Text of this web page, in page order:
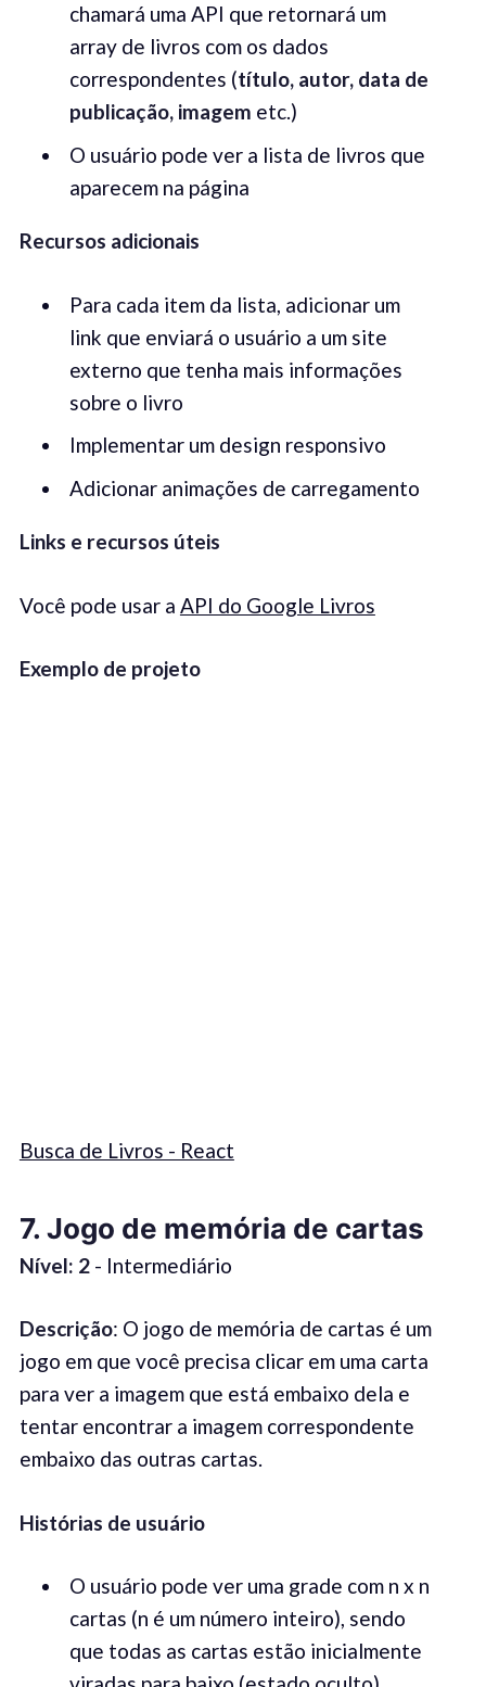
chamará uma API que retornará um
array de livros com os dados
correspondentes (título, autor, data de
publicação, imagem etc.)
O usuário pode ver a lista de livros que
aparecem na página
Recursos adicionais
Para cada item da lista, adicionar um
link que enviará o usuário a um site
externo que tenha mais informações
sobre o livro
Implementar um design responsivo
Adicionar animações de carregamento
Links e recursos úteis
Você pode usar a API do Google Livros
Exemplo de projeto
Busca de Livros - React
7. Jogo de memória de cartas
Nível: 2- Intermediário
Descrição: O jogo de memória de cartas é um
jogo em que você precisa clicar em uma carta
para ver a imagem que está embaixo dela e
tentar encontrar a imagem correspondente
embaixo das outras cartas.
Histórias de usuário
O usuário pode ver uma grade com n x n
cartas (n é um número inteiro), sendo
que todas as cartas estão inicialmente